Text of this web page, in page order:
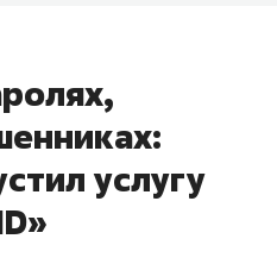
услугу